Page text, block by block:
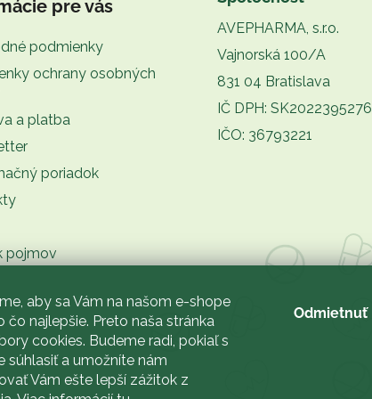
aby sa Vám na našom e-shope
čo najlepšie. Preto naša stránka
cookies. Budeme radi, pokiaľ s
súhlasiť a umožníte nám
Vám ešte lepší zážitok z
Odmietnuť
pre vás
podmienky
ochrany osobných
a platba
poriadok
pojmov
AVEPHARMA, s.r.o.
Vajnorská 100/A
831 04 Bratislava
IČ DPH: SK2022395276
IČO: 36793221